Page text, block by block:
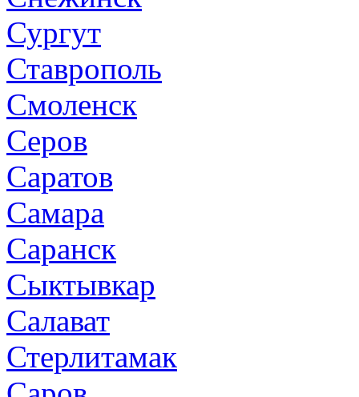
Сургут
Ставрополь
Смоленск
Серов
Саратов
Самара
Саранск
Сыктывкар
Салават
Стерлитамак